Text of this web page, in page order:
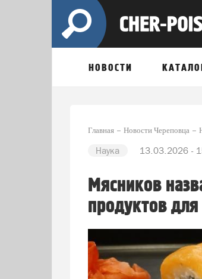
НОВОСТИ
Главная Новости Череповца
Наука 13.03.2026 -
Мясников
продуктов